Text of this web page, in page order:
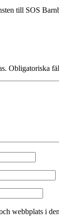
till SOS
Obligatoriska
webbplats i